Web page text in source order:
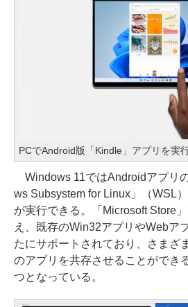
PCでAndroid版「Kindle」アプリを実
Windows 11ではAndroidアプリ
ws Subsystem for Linux」（WSL
が実行できる。「Microsoft Store
え、既存のWin32アプリやWebア
たにサポートされており、さまざ
のアプリを共存させることができ
つとなっている。